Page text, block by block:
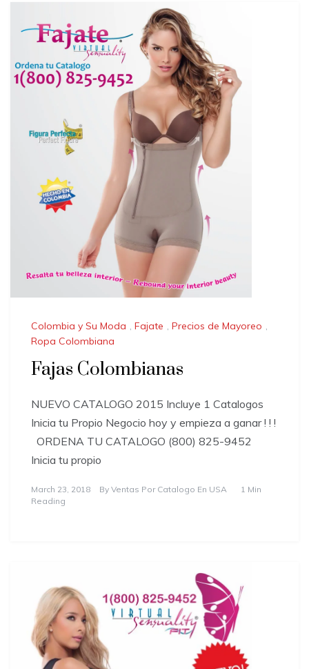
Colombia y Su Moda , Fajate , Precios de Mayoreo ,
Ropa Colombiana
Fajas Colombianas
NUEVO CATALOGO 2015 Incluye 1 Catalogos
Inicia tu Propio Negocio hoy y empieza a ganar ! ! !
ORDENA TU CATALOGO (800) 825-9452
Inicia tu propio
March 23, 2018 By Ventas Por Catalogo En USA
1 Min
Reading